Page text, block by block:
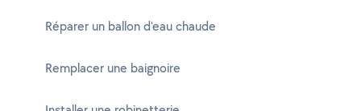
Réparer un ballon d'eau chaude
Remplacer une baignoire